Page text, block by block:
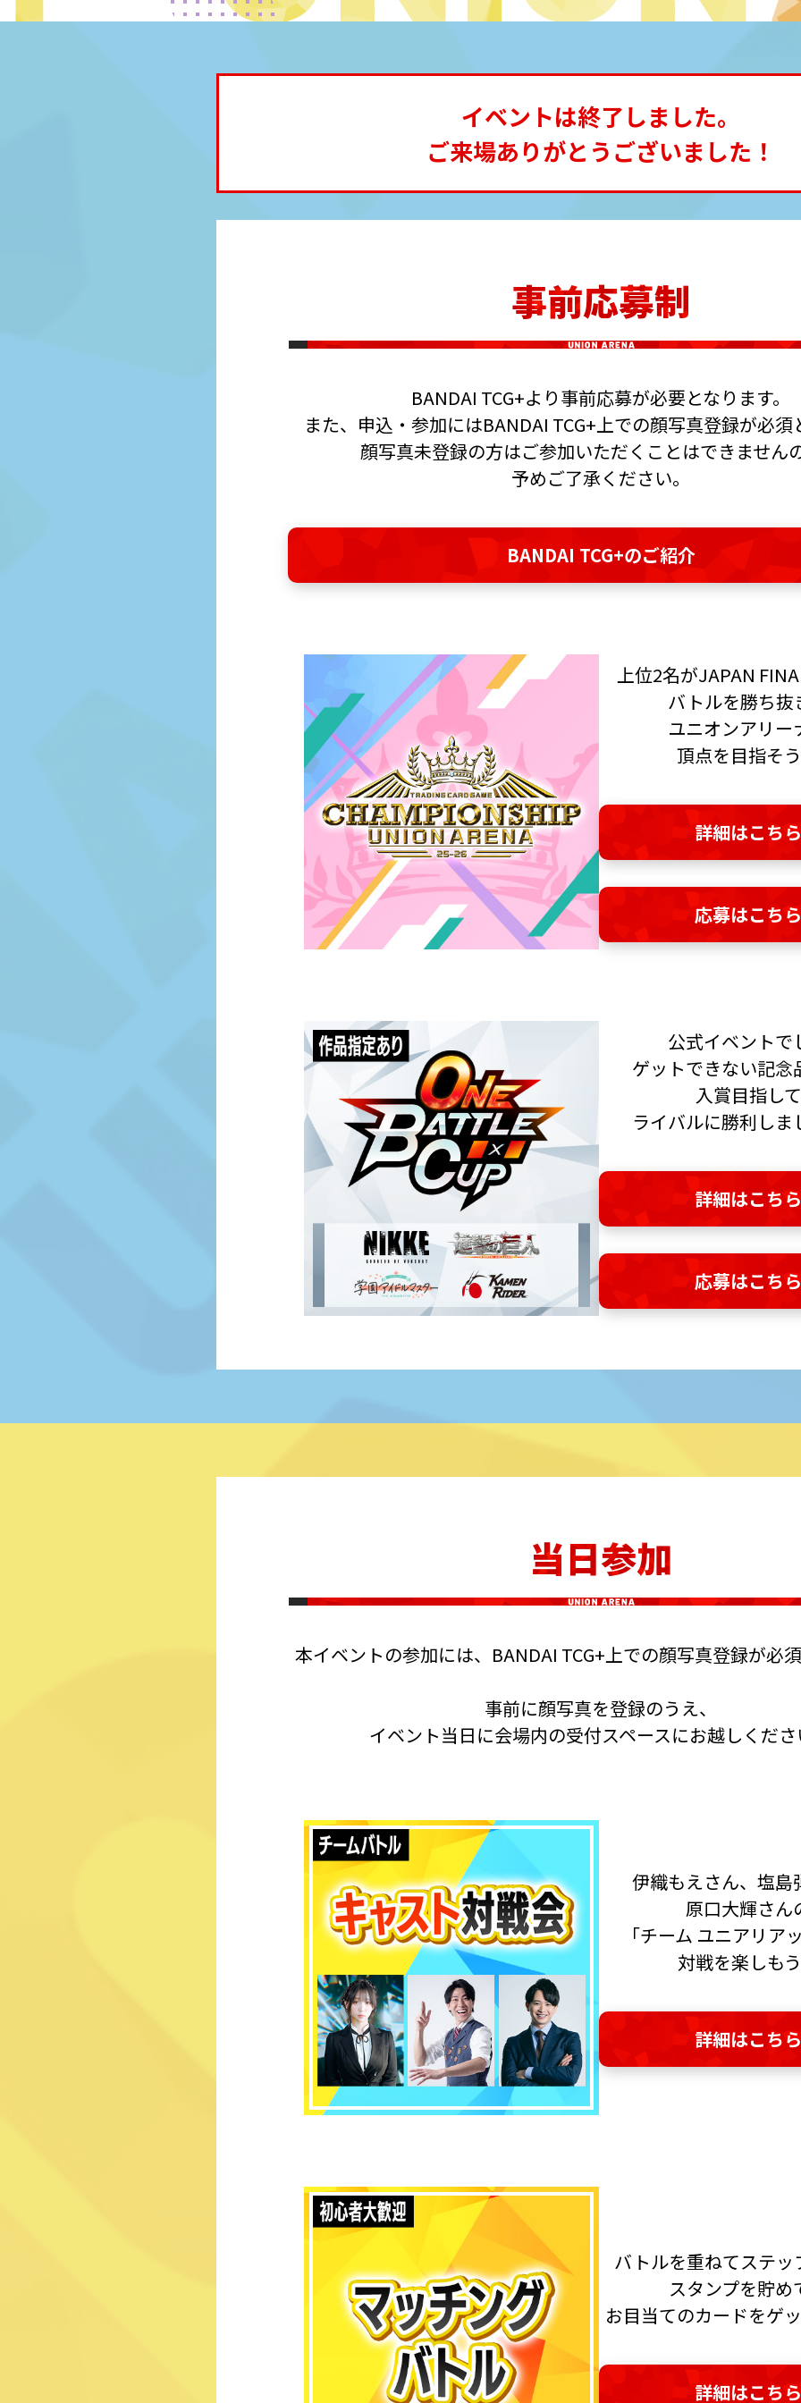
イベントは終了しました。
ご来場ありがとうございました！
事前応募制
BANDAI TCG+より事前応募が必要となります。
また、申込・参加にはBANDAI TCG+上での顔写真登録が必須
顔写真未登録の方はご参加いただくことはできません
予めご了承ください。
BANDAI TCG+のご紹介
上位2名がJAPAN
バトルを勝ち抜
ユニオンアリー
頂点を目指そ
詳細はこちら
応募はこちら
公式イベントで
ゲットできない記念
入賞目指して
ライバルに勝利しま
詳細はこちら
応募はこちら
当日参加
本イベントの参加には、BANDAI TCG+上での顔写真登録が必
事前に顔写真を登録のうえ、
イベント当日に会場内の受付スペースにお越しくだ
伊織もえさん、塩島
原口大輝さん
「チーム ユニアリア
対戦を楽しも
詳細はこちら
バトルを重ねてステッ
スタンプを貯め
お目当てのカードをゲ
詳細はこちら